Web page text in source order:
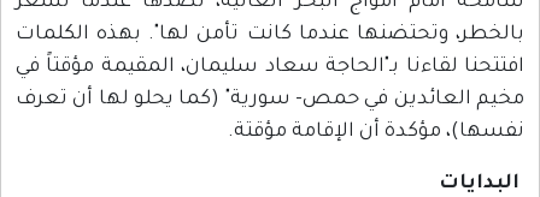
بالخطر، وتحتضنها عندما كانت تأمن لها". بهذه الكلمات
افتتحنا لقاءنا بـ"الحاجة سعاد سليمان، المقيمة مؤقتاً في
مخيم العائدين في حمص- سورية" (كما يحلو لها أن تعرف
نفسها)، مؤكدة أن الإقامة مؤقتة.
البدايات